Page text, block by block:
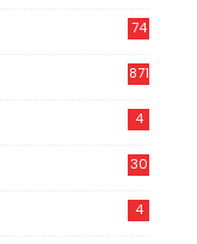
74
871
4
30
4